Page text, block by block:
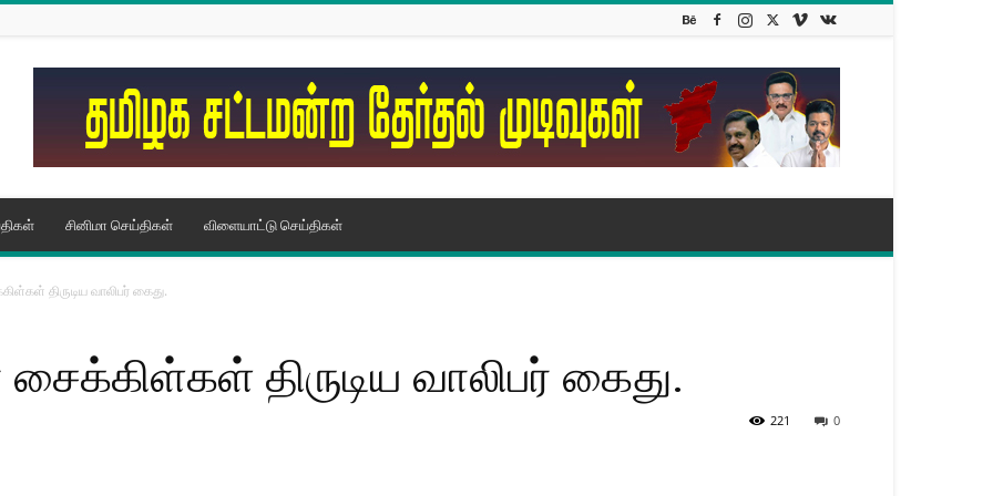
சினிமா செய்திகள் விளையாட்டு செய்திகள்
திருடிய வாலிபர் கைது.
சைக்கிள்கள் திருடிய வாலிபர் கைது.
0
221